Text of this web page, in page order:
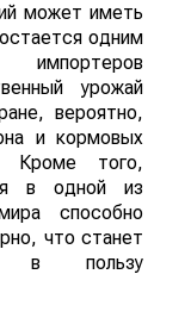
может иметь
одним
урожай
вероятно,
и кормовых
Кроме того,
в одной из
способно
что станет
в пользу